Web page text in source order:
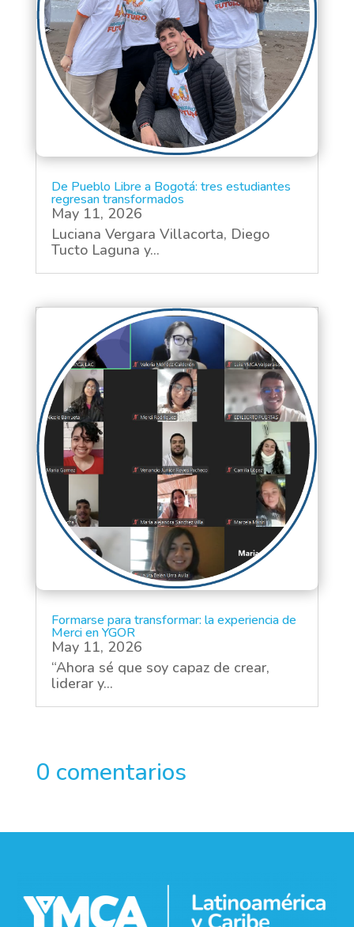
De Pueblo Libre a Bogotá: tres estudiantes
regresan transformados
May 11, 2026
Luciana Vergara Villacorta, Diego
Tucto Laguna y...
Formarse para transformar: la experiencia de
Merci en YGOR
May 11, 2026
“Ahora sé que soy capaz de crear,
liderar y...
0 comentarios